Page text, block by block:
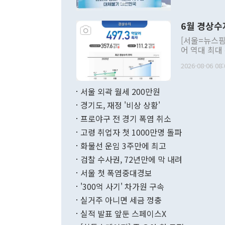
주의적 희망
관의 대북
관 부처 장
관의 무리한
다. [정동영 통일부 장관이 지난달 23일 오후 서울 종로구 정부서울청사에
무너졌다고
함께 4자 대
6월 경상
[서울=뉴스
어 역대 최
료=한국은행] 한국은행이 6일 발표한 '2026년 6월 국제수지(잠정)'
며 월간 기
196.9% 급
수출은
기록했지만
2026-08-06
서울 외곽 월세 200만원
경기도, 재정 '비상 상황'
프로야구 전 경기 폭염 취소
고령 취업자 첫 1000만명 돌파
화물선 운임 3주만에 최고
검찰 수사권, 72년만에 막 내려
서울 첫 폭염중대경보
'300억 사기' 차가원 구속
실거주 아니면 세금 껑충
실적 발표 앞둔 스페이스X